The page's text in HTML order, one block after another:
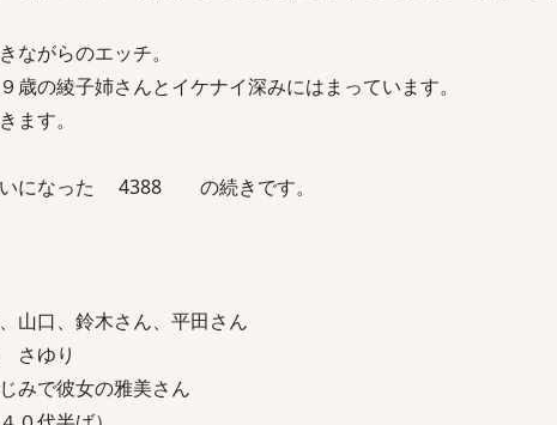
ながらのエッチ。
歳の綾子姉さんとイケナイ深みにはまっています。
ます。
いになった 4388 の続きです。
山口、鈴木さん、平田さん
ゆり
みで彼女の雅美さん